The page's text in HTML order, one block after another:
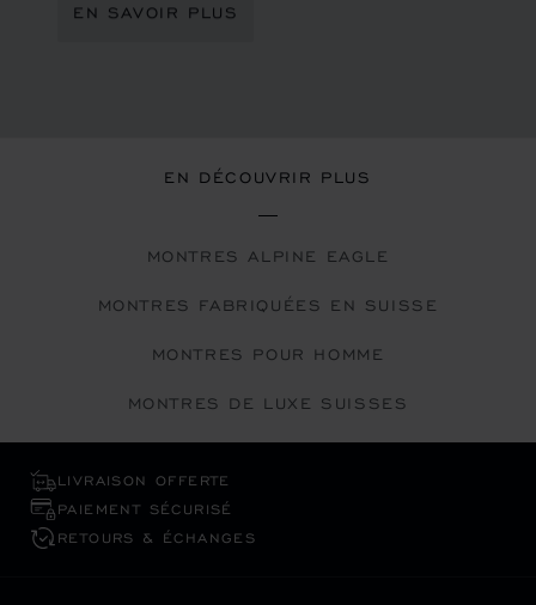
EN SAVOIR PLUS
EN DÉCOUVRIR PLUS
MONTRES ALPINE EAGLE
MONTRES FABRIQUÉES EN SUISSE
MONTRES POUR HOMME
MONTRES DE LUXE SUISSES
LIVRAISON OFFERTE
PAIEMENT SÉCURISÉ
RETOURS & ÉCHANGES